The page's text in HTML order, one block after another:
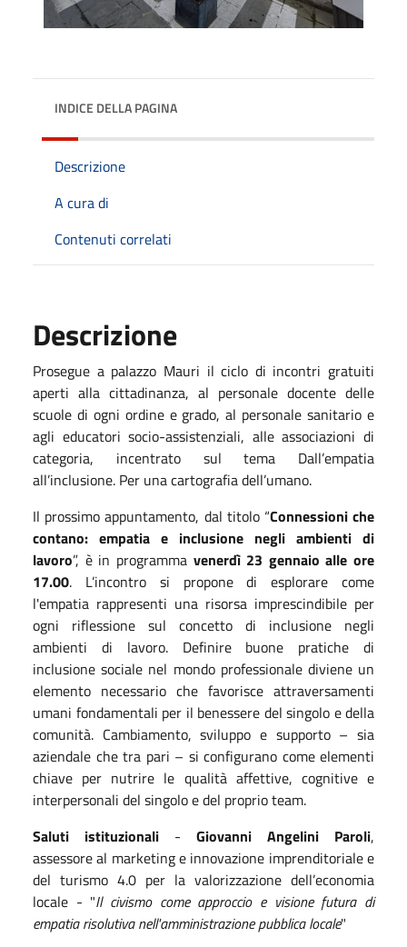
INDICE DELLA PAGINA
Descrizione
A cura di
Contenuti correlati
Descrizione
Prosegue a palazzo Mauri il ciclo di incontri gratuiti
aperti alla cittadinanza, al personale docente delle
scuole di ogni ordine e grado, al personale sanitario e
agli educatori socio-assistenziali, alle associazioni di
categoria, incentrato sul tema Dall’empatia
all’inclusione. Per una cartografia dell’umano.
Il prossimo appuntamento, dal titolo “Connessioni che
contano: empatia e inclusione negli ambienti di
lavoro”, è in programma venerdì 23 gennaio alle ore
17.00. L’incontro si propone di esplorare come
l'empatia rappresenti una risorsa imprescindibile per
ogni riflessione sul concetto di inclusione negli
ambienti di lavoro. Definire buone pratiche di
inclusione sociale nel mondo professionale diviene un
elemento necessario che favorisce attraversamenti
umani fondamentali per il benessere del singolo e della
comunità. Cambiamento, sviluppo e supporto – sia
aziendale che tra pari – si configurano come elementi
chiave per nutrire le qualità affettive, cognitive e
interpersonali del singolo e del proprio team.
Saluti istituzionali - Giovanni Angelini Paroli,
assessore al marketing e innovazione imprenditoriale e
del turismo 4.0 per la valorizzazione dell’economia
locale - "Il civismo come approccio e visione futura di
empatia risolutiva nell'amministrazione pubblica locale"